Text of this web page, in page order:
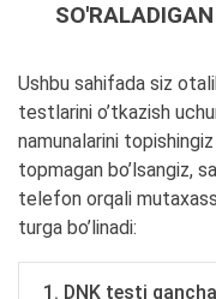
Ushbu sahifada siz
testlarini o’tkazish
namunalarini
topmagan bo’lsangiz,
telefon orqali
turga bo’linadi:
1. DNK testi